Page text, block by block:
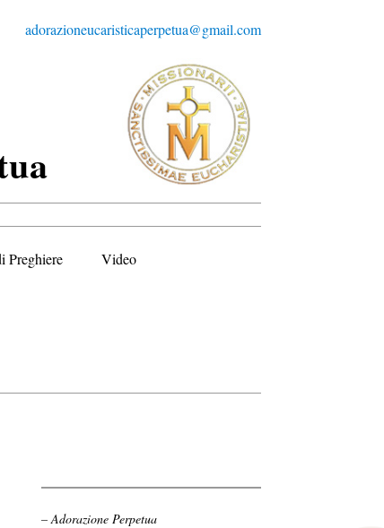
adorazioneucaristicaperpetua@gmail.com
Preghiere Video
– Adorazione Perpetua